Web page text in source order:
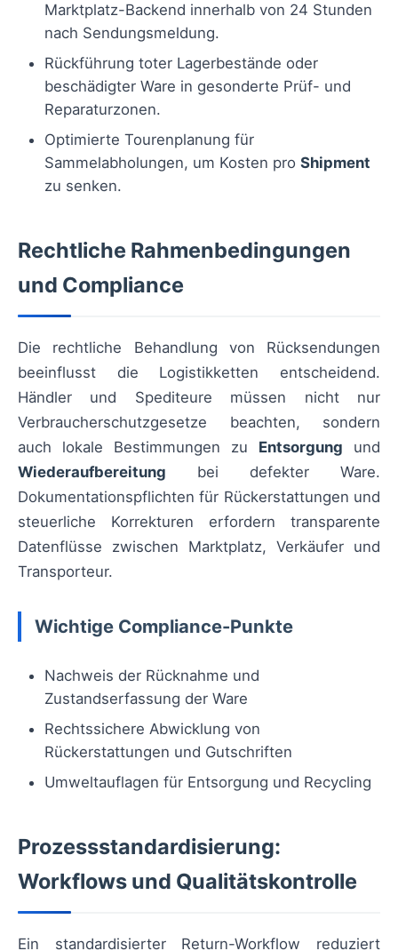
Marktplatz-Backend innerhalb von 24 Stunden
nach Sendungsmeldung.
Rückführung toter Lagerbestände oder
beschädigter Ware in gesonderte Prüf- und
Reparaturzonen.
Optimierte Tourenplanung für
Sammelabholungen, um Kosten pro Shipment
zu senken.
Rechtliche Rahmenbedingungen
und Compliance
Die rechtliche Behandlung von Rücksendungen
beeinflusst die Logistikketten entscheidend.
Händler und Spediteure müssen nicht nur
Verbraucherschutzgesetze beachten, sondern
auch lokale Bestimmungen zu Entsorgung und
Wiederaufbereitung bei defekter Ware.
Dokumentationspflichten für Rückerstattungen und
steuerliche Korrekturen erfordern transparente
Datenflüsse zwischen Marktplatz, Verkäufer und
Transporteur.
Wichtige Compliance-Punkte
Nachweis der Rücknahme und
Zustandserfassung der Ware
Rechtssichere Abwicklung von
Rückerstattungen und Gutschriften
Umweltauflagen für Entsorgung und Recycling
Prozessstandardisierung:
Workflows und Qualitätskontrolle
Ein standardisierter Return-Workflow reduziert